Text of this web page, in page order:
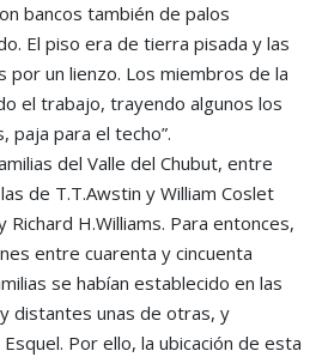
bancos también de palos
El piso era de tierra pisada y las
un lienzo. Los miembros de la
el trabajo, trayendo algunos los
paja para el techo”.
del Valle del Chubut, entre
de T.T.Awstin y William Coslet
Richard H.Williams. Para entonces,
entre cuarenta y cincuenta
se habían establecido en las
distantes unas de otras, y
Por ello, la ubicación de esta